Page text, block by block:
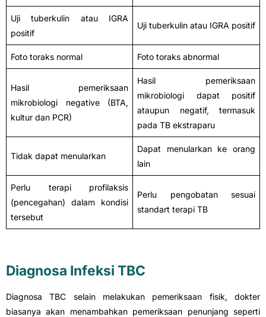
Uji tuberkulin atau IGRA
positif
Uji tuberkulin atau IGRA positif
Foto toraks normal Foto toraks abnormal
Hasil pemeriksaan
mikrobiologi negative (BTA,
kultur dan PCR)
Hasil pemeriksaan
mikrobiologi dapat positif
ataupun negatif, termasuk
pada TB ekstraparu
Tidak dapat menularkan
Dapat menularkan ke orang
lain
Perlu terapi profilaksis
(pencegahan) dalam kondisi
tersebut
Perlu pengobatan sesuai
standart terapi TB
Diagnosa Infeksi TBC
Diagnosa TBC selain melakukan pemeriksaan fisik, dokter
biasanya akan menambahkan pemeriksaan penunjang seperti